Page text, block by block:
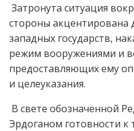
Затронута ситуация
стороны акцентирована
западных государств,
режим вооружениями и
предоставляющих ему
и целеуказания.
В свете обозначенной
Эрдоганом готовности к